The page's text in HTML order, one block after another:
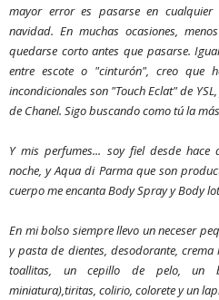
mayor error es pasarse en
navidad. En muchas ocasiones,
quedarse corto antes que pasarse.
entre escote o "cinturón", creo que
incondicionales son "Touch Eclat" de
de Chanel. Sigo buscando como tú la
Y mis perfumes... soy fiel desde
noche, y Aqua di Parma que son
cuerpo me encanta Body Spray y Body
En mi bolso siempre llevo un neceser
y pasta de dientes, desodorante,
toallitas, un cepillo de pelo, un
miniatura),tiritas, colirio, colorete y un